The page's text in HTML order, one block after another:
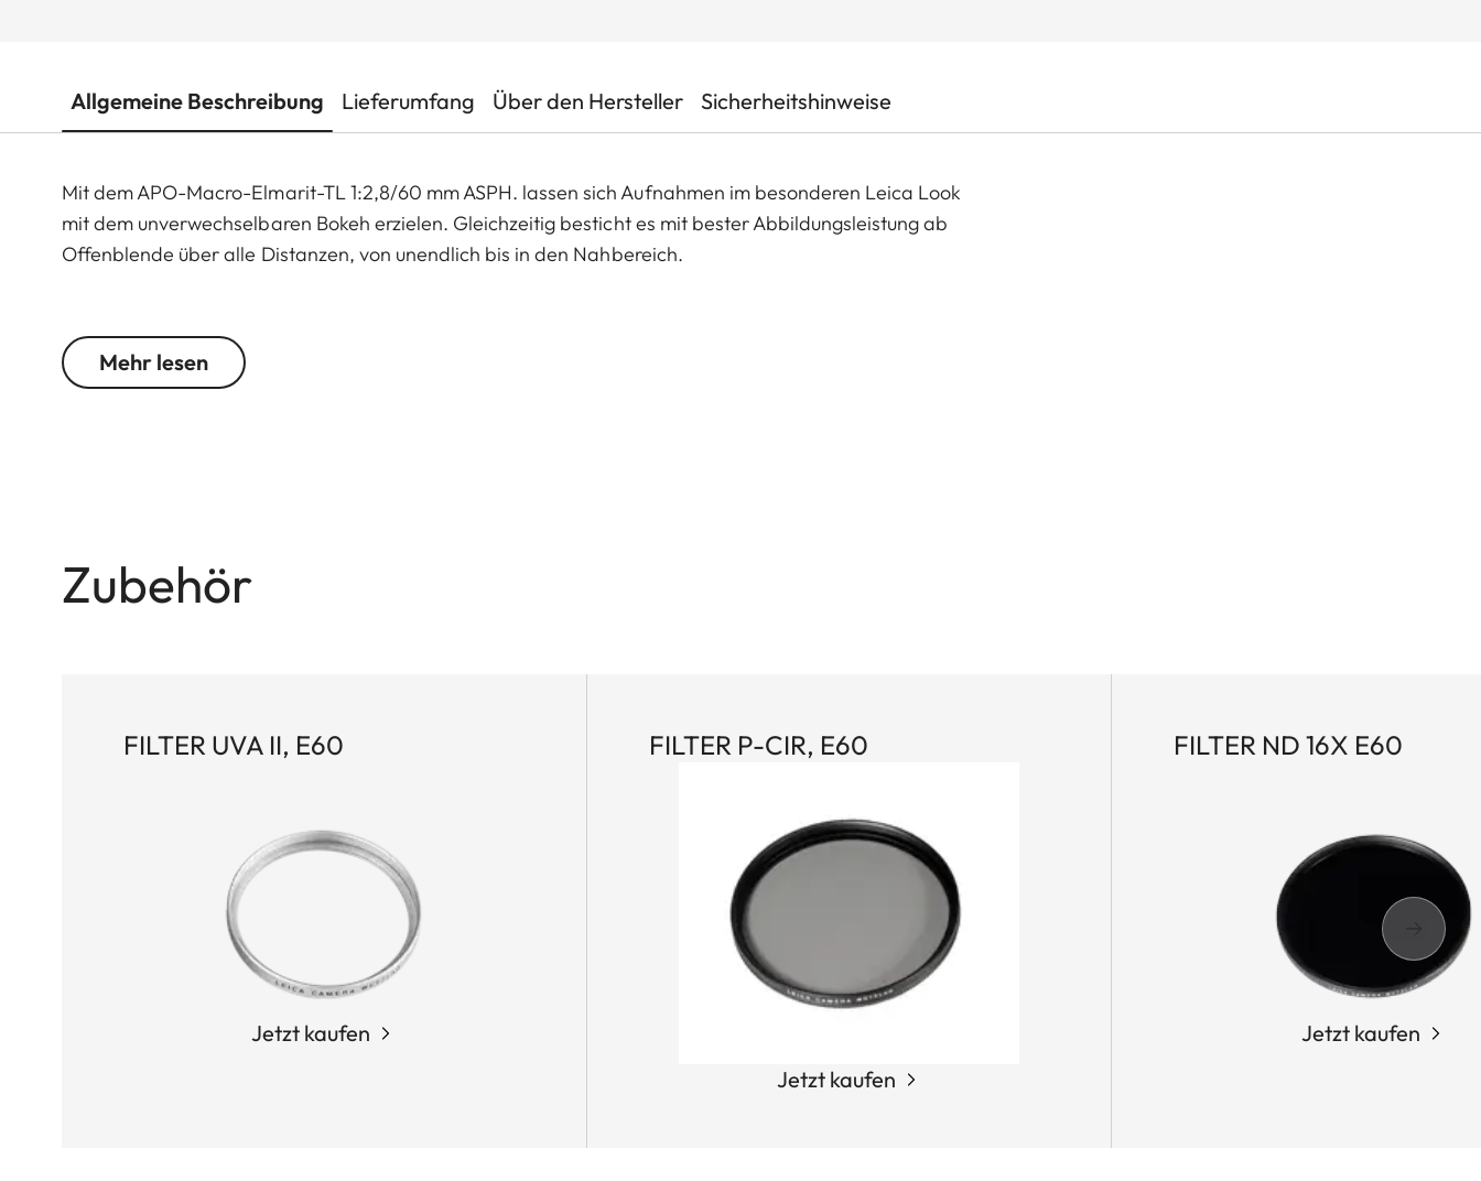
Allgemeine Beschreibung Lieferumfang Über den Hersteller Sicherheitshinweise
Mit dem APO-Macro-Elmarit-TL 1:2,8/60 mm ASPH. lassen sich Aufnahmen im besonderen Leica Look
mit dem unverwechselbaren Bokeh erzielen. Gleichzeitig besticht es mit bester Abbildungsleistung ab
Offenblende über alle Distanzen, von unendlich bis in den Nahbereich.
Mehr lesen
Zubehör
FILTER UVA II, E60
Jetzt kaufen
FILTER P-CIR, E60
Jetzt kaufen
FILTER ND 16X E60
Jetzt kaufen